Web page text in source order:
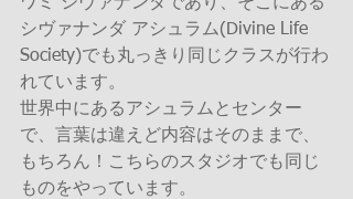
シヴァナンダ アシュラム(Divine Life
Society)でも丸っきり同じクラスが行わ
れています。
世界中にあるアシュラムとセンター
で、言葉は違えど内容はそのままで、
もちろん！こちらのスタジオでも同じ
ものをやっています。